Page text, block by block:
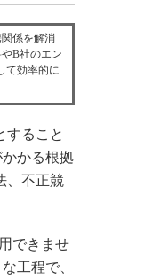
係を解消
B社のエン
て効率的に
すること
かる根拠
、不正競
できませ
工程で、